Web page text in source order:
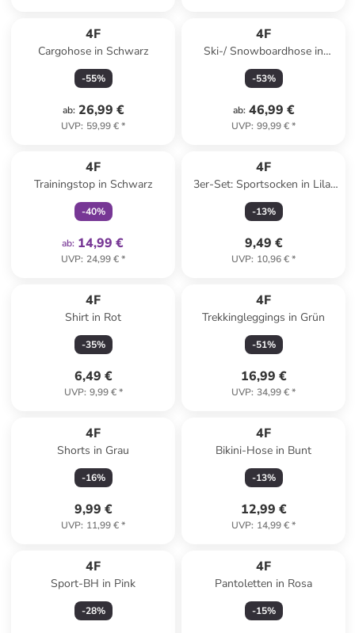
4F
Cargohose in Schwarz
-55%
ab: 26,99 €
UVP: 59,99 €*
4F
Ski-/ Snowboardhose in
Schwarz
-53%
ab: 46,99 €
UVP: 99,99 €*
4F
Trainingstop in Schwarz
-40%
ab: 14,99 €
UVP: 24,99 €*
4F
3er-Set: Sportsocken in Lila/
Grün/ Weiß
-13%
9,49 €
UVP: 10,96 €*
4F
Shirt in Rot
-35%
6,49 €
UVP: 9,99 €*
4F
Trekkingleggings in Grün
-51%
16,99 €
UVP: 34,99 €*
4F
Shorts in Grau
-16%
9,99 €
UVP: 11,99 €*
4F
Bikini-Hose in Bunt
-13%
12,99 €
UVP: 14,99 €*
4F
Sport-BH in Pink
-28%
4F
Pantoletten in Rosa
-15%